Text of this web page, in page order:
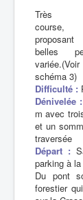
Très
course,
belles
variée.(Voir
schéma 3)
Difficulté :
Dénivelée :
m avec
et un
traversée
Départ :
parking à
Du pont
forestier